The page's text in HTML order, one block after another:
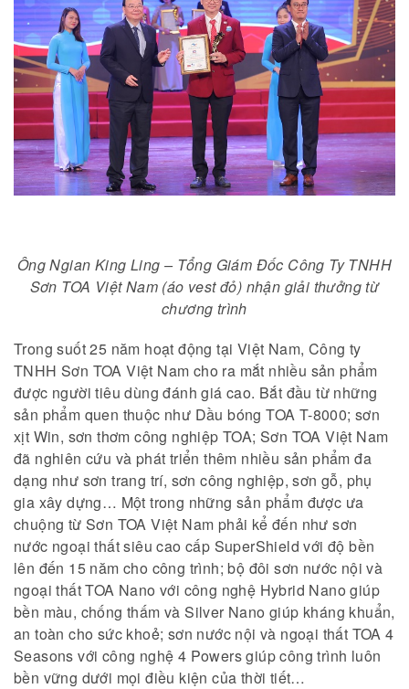
Ông Ngian King Ling – Tổng Giám Đốc Công Ty TNHH
Sơn TOA Việt Nam (áo vest đỏ) nhận giải thưởng từ
chương trình
Trong suốt 25 năm hoạt động tại Việt Nam, Công ty
TNHH Sơn TOA Việt Nam cho ra mắt nhiều sản phẩm
được người tiêu dùng đánh giá cao. Bắt đầu từ những
sản phẩm quen thuộc như Dầu bóng TOA T-8000; sơn
xịt Win, sơn thơm công nghiệp TOA; Sơn TOA Việt Nam
đã nghiên cứu và phát triển thêm nhiều sản phẩm đa
dạng như sơn trang trí, sơn công nghiệp, sơn gỗ, phụ
gia xây dựng… Một trong những sản phẩm được ưa
chuộng từ Sơn TOA Việt Nam phải kể đến như sơn
nước ngoại thất siêu cao cấp SuperShield với độ bền
lên đến 15 năm cho công trình; bộ đôi sơn nước nội và
ngoại thất TOA Nano với công nghệ Hybrid Nano giúp
bền màu, chống thấm và Silver Nano giúp kháng khuẩn,
an toàn cho sức khoẻ; sơn nước nội và ngoại thất TOA 4
Seasons với công nghệ 4 Powers giúp công trình luôn
bền vững dưới mọi điều kiện của thời tiết…